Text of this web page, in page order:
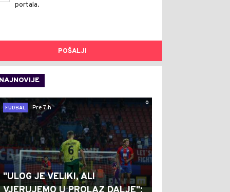
portala.
POŠALJI
NAJNOVIJE
0
FUDBAL
Pre 7 h
"ULOG JE VELIKI, ALI